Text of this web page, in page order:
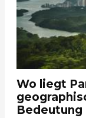
Wo liegt
Bedeutung